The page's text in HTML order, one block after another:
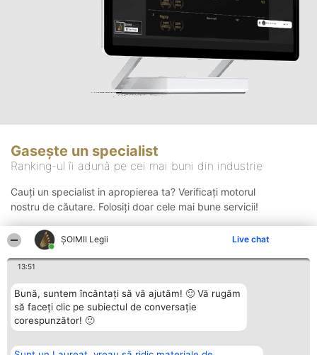
ȘOIMII Legii Live chat
13:51
Bună, suntem încântați să vă ajutăm! 🙂 Vă rugăm
să faceți clic pe subiectul de conversație
corespunzător! 🙂
Gasește un specialist
Ranking-ul îi adună pe cei mai buni din industrie
Cauți un specialist in apropierea ta? Verificați motorul
nostru de căutare. Folosiți doar cele mai bune servicii!